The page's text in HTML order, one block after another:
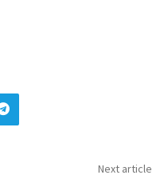
Next article